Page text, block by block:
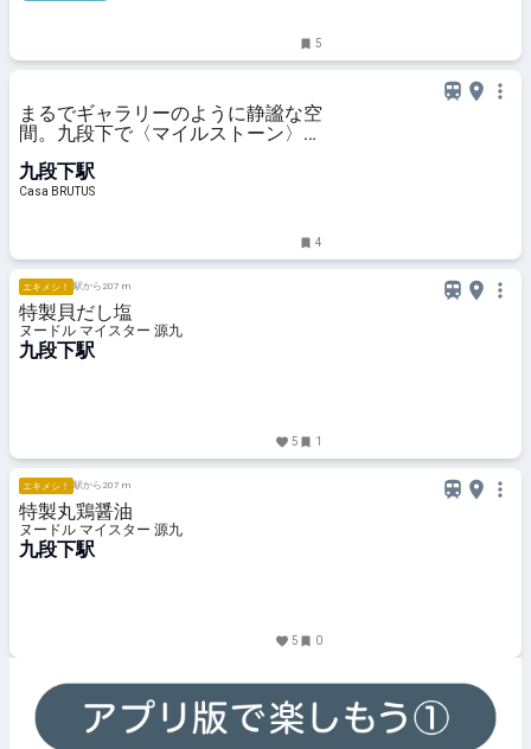
5
まるでギャラリーのように静謐な空
間。九段下で〈マイルストーン〉が
九段下駅
Casa BRUTUS
4
エキメシ！ 駅から207 m
特製貝だし塩
ヌードル マイスター 源九
九段下駅
5 1
エキメシ！ 駅から207 m
特製丸鶏醤油
ヌードル マイスター 源九
九段下駅
5 0